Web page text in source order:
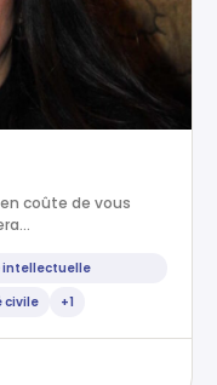
coûte de vous
intellectuelle
civile
+1